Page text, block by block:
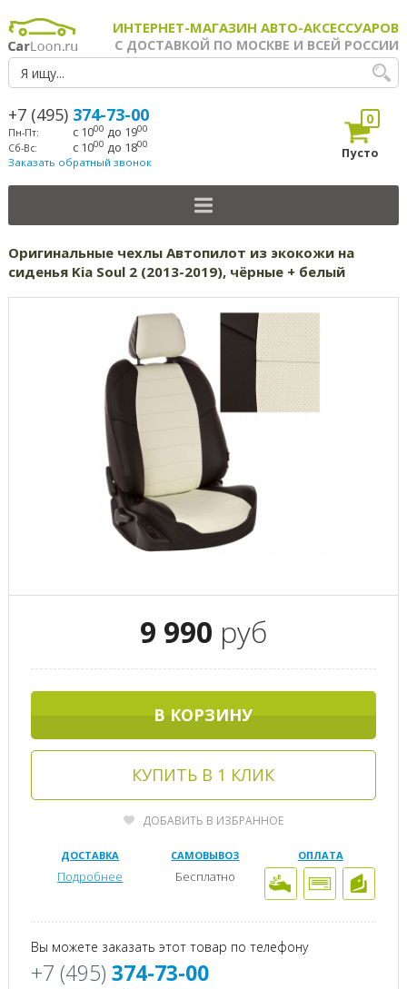
ИНТЕРНЕТ-МАГАЗИН АВТО-АКСЕССУАРОВ
С ДОСТАВКОЙ ПО МОСКВЕ И ВСЕЙ РОССИИ
+7 (495) 374-73-00
Пн-Пт: с 1000 до 1900
Сб-Вс: с 1000 до 1800
Заказать обратный звонок
0
Пусто
Оригинальные чехлы Автопилот из экокожи на
сиденья Kia Soul 2 (2013-2019), чёрные + белый
9 990 руб
В КОРЗИНУ
КУПИТЬ В 1 КЛИК
ДОБАВИТЬ В ИЗБРАННОЕ
ДОСТАВКА
Подробнее
САМОВЫВОЗ
Бесплатно
ОПЛАТА
Вы можете заказать этот товар по телефону
+7 (495) 374-73-00